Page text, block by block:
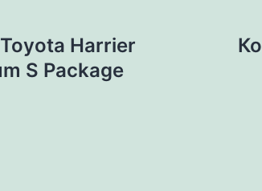
Harrier
S Package